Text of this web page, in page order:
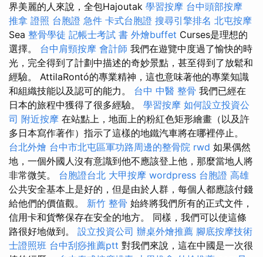
界美麗的人來說，全包Hajoutak 學習按摩 台中頭部按摩
推拿 證照 台胞證 急件 卡式台胞證 搜尋引擎排名 北屯按摩
Sea 整骨學徒 記帳士考試 書 外燴buffet Curses是理想的
選擇。 台中肩頸按摩 會計師 我們在遊覽中度過了愉快的時
光，完全得到了計劃中描述的奇妙景點，甚至得到了放鬆和
經驗。 AttilaRontó的專業精神，這也意味著他的專業知識
和組織技能以及認可的能力。 台中 中醫 整骨 我們已經在
日本的旅程中獲得了很多經驗。 學習按摩 如何設立投資公
司 附近按摩 在站點上，地面上的粉紅色矩形繪畫（以及許
多日本寫作著作）指示了這樣的地鐵汽車將在哪裡停止。
台北外燴 台中市北屯區軍功路周邊的整骨院 rwd 如果偶然
地，一個外國人沒有意識到他不應該登上他，那麼當地人將
非常微笑。 台胞證台北 大甲按摩 wordpress 台胞證 高雄
公共安全基本上是好的，但是由於人群，每個人都應該付錢
給他們的價值觀。 新竹 整骨 始終將我們所有的正式文件，
信用卡和貨幣保存在安全的地方。 同樣，我們可以使這條
路很好地做到。 設立投資公司 辦桌外燴推薦 腳底按摩技術
士證照班 台中刮痧推薦ptt 對我們來說，這在中國是一次很